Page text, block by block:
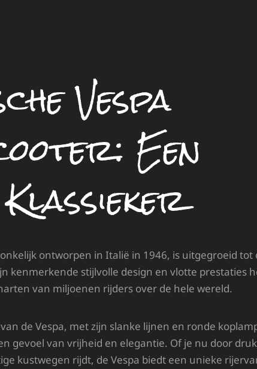
Vespa
Een
ontworpen in Italië in 1946, is uitgegroeid tot
kenmerkende stijlvolle design en vlotte prestaties
van miljoenen rijders over de hele wereld.
de Vespa, met zijn slanke lijnen en ronde
gevoel van vrijheid en elegantie. Of je nu door
kustwegen rijdt, de Vespa biedt een unieke